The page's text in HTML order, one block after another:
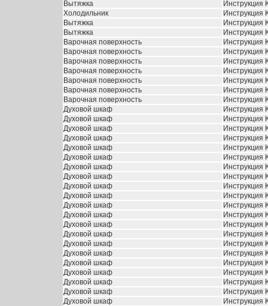
Вытяжка
Инструкция
Холодильник
Инструкция
Вытяжка
Инструкция
Вытяжка
Инструкция
Варочная поверхность
Инструкция
Варочная поверхность
Инструкция
Варочная поверхность
Инструкция
Варочная поверхность
Инструкция
Варочная поверхность
Инструкция
Варочная поверхность
Инструкция
Варочная поверхность
Инструкция
Духовой шкаф
Инструкция
Духовой шкаф
Инструкция
Духовой шкаф
Инструкция
Духовой шкаф
Инструкция
Духовой шкаф
Инструкция
Духовой шкаф
Инструкция
Духовой шкаф
Инструкция
Духовой шкаф
Инструкция
Духовой шкаф
Инструкция
Духовой шкаф
Инструкция
Духовой шкаф
Инструкция
Духовой шкаф
Инструкция
Духовой шкаф
Инструкция
Духовой шкаф
Инструкция
Духовой шкаф
Инструкция
Духовой шкаф
Инструкция
Духовой шкаф
Инструкция
Духовой шкаф
Инструкция
Духовой шкаф
Инструкция
Духовой шкаф
Инструкция
Духовой шкаф
Инструкция